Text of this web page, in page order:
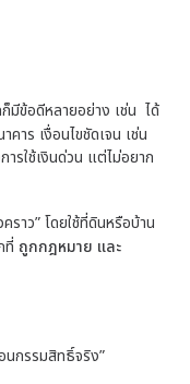
มีข้อดีหลายอย่าง เช่น ได้
าร เงื่อนไขชัดเจน เช่น
รใช้เงินด่วน แต่ไม่อยาก
าว” โดยใช้ที่ดินหรือบ้าน
ที่ ถูกกฎหมาย และ
นกรรมสิทธิ์จริง”